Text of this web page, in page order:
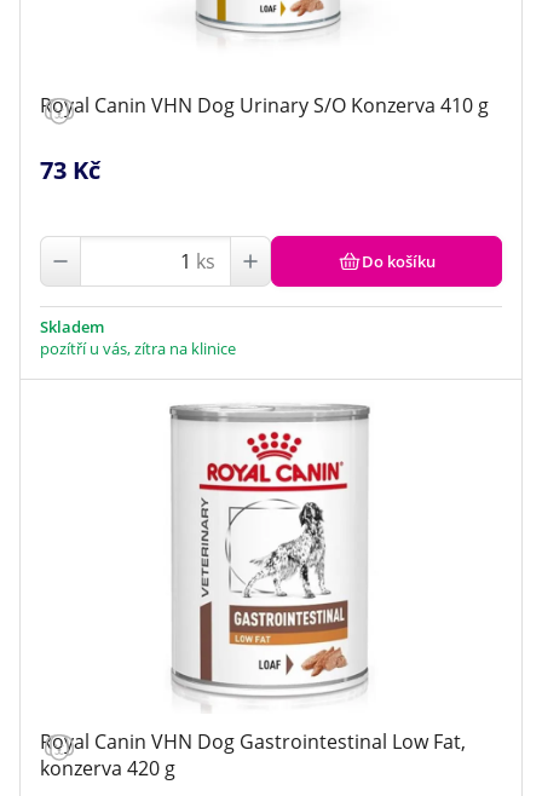
Royal Canin VHN Dog Urinary S/O Konzerva 410 g
73 Kč
ks Do košíku
Skladem
pozítří u vás, zítra na klinice
Royal Canin VHN Dog Gastrointestinal Low Fat,
konzerva 420 g